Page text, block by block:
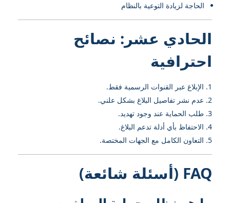
الحاجة لزيادة التوعية بالنظام
الحادي عشر: نصائح
احترافية
الإبلاغ عبر القنوات الرسمية فقط.
عدم نشر تفاصيل البلاغ بشكل علني.
طلب الحماية عند وجود تهديد.
الاحتفاظ بأي أدلة تدعم البلاغ.
التعاون الكامل مع الجهات المختصة.
FAQ (أسئلة شائعة)